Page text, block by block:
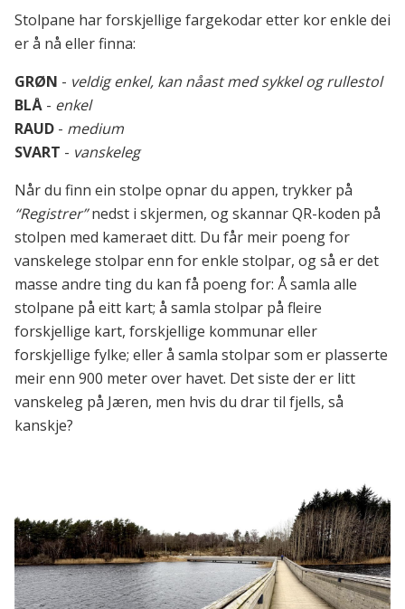
Stolpane har forskjellige fargekodar etter kor enkle dei
er å nå eller finna:
GRØN - veldig enkel, kan nåast med sykkel og rullestol
BLÅ - enkel
RAUD - medium
SVART - vanskeleg
Når du finn ein stolpe opnar du appen, trykker på
“Registrer”nedst i skjermen, og skannar QR-koden på
stolpen med kameraet ditt. Du får meir poeng for
vanskelege stolpar enn for enkle stolpar, og så er det
masse andre ting du kan få poeng for: Å samla alle
stolpane på eitt kart; å samla stolpar på fleire
forskjellige kart, forskjellige kommunar eller
forskjellige fylke; eller å samla stolpar som er plasserte
meir enn 900 meter over havet. Det siste der er litt
vanskeleg på Jæren, men hvis du drar til fjells, så
kanskje?